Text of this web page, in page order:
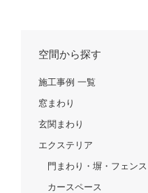
空間から探す
施工事例 一覧
窓まわり
玄関まわり
エクステリア
門まわり・塀・フェンス
カースペース